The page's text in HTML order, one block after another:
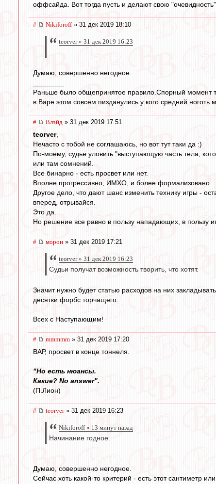
оффсайда. Вот тогда пусть и делают свою "очевидность".
# Nikiforoff» 31 дек 2019 18:10
teorver » 31 дек 2019 16:23
Думаю, совершенно негодное.
Раньше было общепринятое правило.Спорный момент
в Варе этом совсем пизданулись.у кого средний ноготь
# Влэйд » 31 дек 2019 17:51
teorver,
Нечасто с тобой не соглашаюсь, но вот тут таки да :)
По-моему, судье уловить "выступающую часть тела,
или там сомнений.
Все бинарно - есть просвет или нет.
Вполне прогрессивно, ИМХО, и более формализовано.
Другое дело, что дают шанс изменить технику игры -
вперед, отрывайся.
Это да.
Но решение все равно в пользу нападающих, в пользу
# морон » 31 дек 2019 17:21
teorver » 31 дек 2019 16:23
Судьи получат возможность творить, что хотят.
Значит нужно будет статью расходов на них
десятки форбс торчащего.
Всех с Наступающим!
# mmmmm » 31 дек 2019 17:20
ВАР, просвет в конце тоннеля.
"Но есть нюансы.
Какие? No answer".
(П.Лион)
# teorver» 31 дек 2019 16:23
Nikiforoff » 13 минут назад
Начинание годное.
Думаю, совершенно негодное.
Сейчас хоть какой-то критерий - есть этот сантиметр или